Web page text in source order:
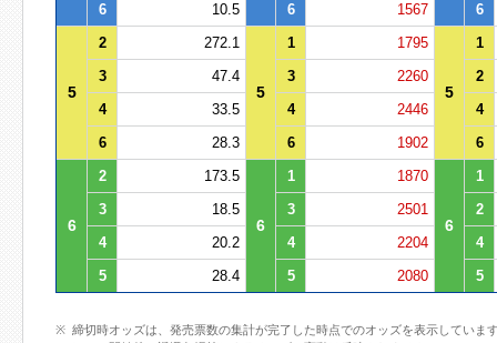
6
10.5 6 1567 6
5
2 272.1
5
1 1795
5
1
3
47.4 3 2260
2
4
33.5 4 2446
4
6
28.3 6 1902 6
6
2 173.5
6
1 1870
6
1
3
18.5 3 2501
2
4
20.2 4 2204
4
5
28.4 5 2080 5
締切時オッズは、発売票数の集計が完了した時点でのオッズを表示していま